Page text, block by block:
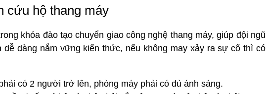
cứu hộ thang máy
khóa đào tạo chuyển giao công nghệ thang máy, giúp đội ngũ
dễ dàng nắm vững kiến thức, nếu không may xảy ra sự cố thì có
có 2 người trở lên, phòng máy phải có đủ ánh sáng.